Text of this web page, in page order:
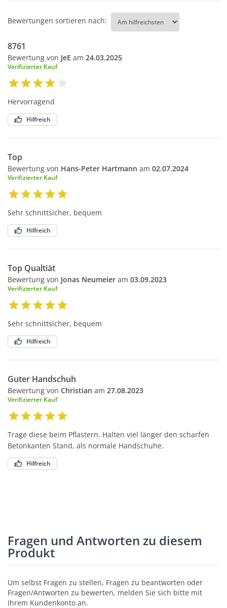
Bewertungen sortieren nach:
8761
Bewertung von JeE am 24.03.2025
Verifizierter Kauf
Hervorragend
Hilfreich
Top
Bewertung von Hans-Peter Hartmann am 02.07.2024
Verifizierter Kauf
Sehr schnittsicher, bequem
Hilfreich
Top Qualtiät
Bewertung von Jonas Neumeier am 03.09.2023
Verifizierter Kauf
Sehr schnittsicher, bequem
Hilfreich
Guter Handschuh
Bewertung von Christian am 27.08.2023
Verifizierter Kauf
Trage diese beim Pflastern. Halten viel länger den scharfen
Betonkanten Stand, als normale Handschuhe.
Hilfreich
Fragen und Antworten zu diesem
Produkt
Um selbst Fragen zu stellen, Fragen zu beantworten oder
Fragen/Antworten zu bewerten, melden Sie sich bitte mit
Ihrem Kundenkonto an.